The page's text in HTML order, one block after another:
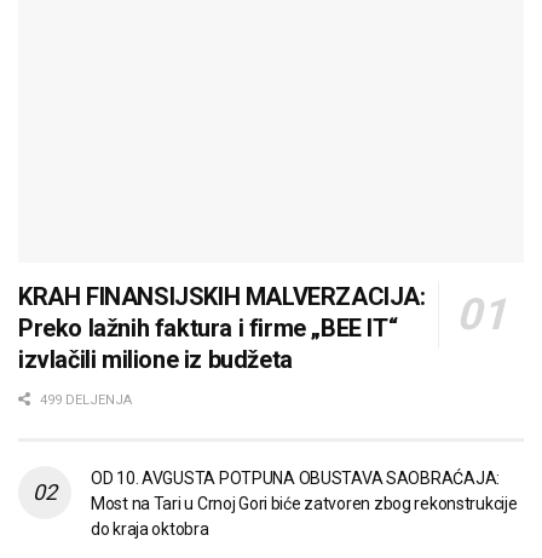
KRAH FINANSIJSKIH MALVERZACIJA:
Preko lažnih faktura i firme „BEE IT“
izvlačili milione iz budžeta
499 DELJENJA
OD 10. AVGUSTA POTPUNA OBUSTAVA SAOBRAĆAJA:
Most na Tari u Crnoj Gori biće zatvoren zbog rekonstrukcije
do kraja oktobra